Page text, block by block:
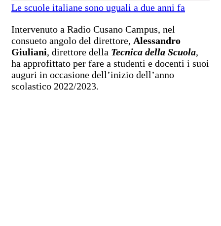
Le scuole italiane sono uguali a due anni fa
Intervenuto a Radio Cusano Campus, nel
consueto angolo del direttore, Alessandro
Giuliani, direttore della Tecnica della Scuola,
ha approfittato per fare a studenti e docenti i suoi
auguri in occasione dell’inizio dell’anno
scolastico 2022/2023.